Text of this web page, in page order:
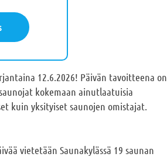
12.6.2026! Päivän tavoitteena on
kokemaan ainutlaatuisia
kuin yksityiset saunojen omistajat.
vietetään Saunakylässä 19 saunan